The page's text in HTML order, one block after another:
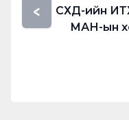
<
СХД-ийн ИТХ-
МАН-ын